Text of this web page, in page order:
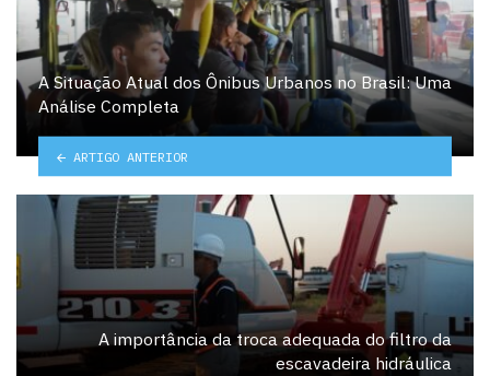
A Situação Atual dos Ônibus Urbanos no Brasil: Uma
Análise Completa
ARTIGO ANTERIOR
A importância da troca adequada do filtro da
escavadeira hidráulica